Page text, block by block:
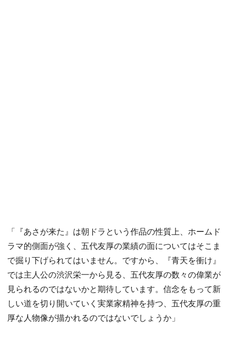
「『あさが来た』は朝ドラという作品の性質上、ホームド
ラマ的側面が強く、五代友厚の業績の面についてはそこま
で掘り下げられてはいません。ですから、『青天を衝け』
では主人公の渋沢栄一から見る、五代友厚の数々の偉業が
見られるのではないかと期待しています。信念をもって新
しい道を切り開いていく実業家精神を持つ、五代友厚の重
厚な人物像が描かれるのではないでしょうか」